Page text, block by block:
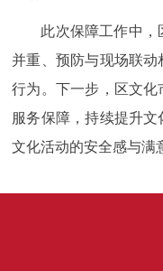
此次保障工作中，
并重、预防与现场联
行为。下一步，区文
服务保障，持续提升
文化活动的安全感与满